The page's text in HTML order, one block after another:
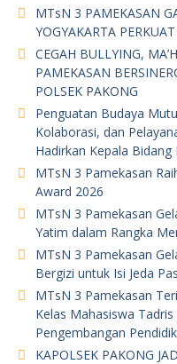
MTsN 3 PAMEKASAN
YOGYAKARTA
CEGAH BULLYING,
PAMEKASAN
POLSEK PAKONG
Penguatan Budaya
Kolaborasi, dan
Hadirkan Kepala
MTsN 3 Pamekasan
Award 2026
MTsN 3 Pamekasan
Yatim dalam Rangka
MTsN 3 Pamekasan
Bergizi untuk Isi Jeda
MTsN 3 Pamekasan
Kelas Mahasiswa
Pengembangan
KAPOLSEK PAKONG